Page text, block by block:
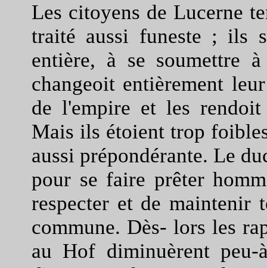
Les citoyens de Lucerne
traité aussi funeste ; ils
entière, à se soumettre
changeoit entièrement
de l'empire et les
Mais ils étoient trop
aussi prépondérante. Le
pour se faire prêter
respecter et de maintenir
commune. Dès- lors les
au Hof diminuèrent peu-